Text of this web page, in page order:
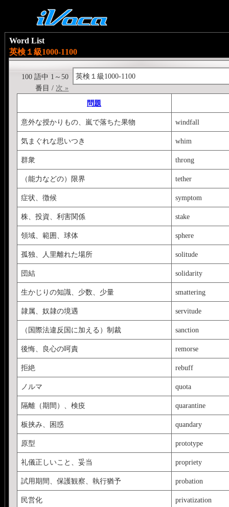
Word List
英検１級1000-1100
英検１級1000-1100
100 語中 1～50
番目 / 次 »
問題
意外な授かりもの、嵐で落ちた果物 windfall
気まぐれな思いつき whim
群衆 throng
（能力などの）限界 tether
症状、徴候 symptom
株、投資、利害関係 stake
領域、範囲、球体 sphere
孤独、人里離れた場所 solitude
団結 solidarity
生かじりの知識、少数、少量 smattering
隷属、奴隷の境遇 servitude
（国際法違反国に加える）制裁 sanction
後悔、良心の呵責 remorse
拒絶 rebuff
ノルマ quota
隔離（期間）、検疫 quarantine
板挟み、困惑 quandary
原型 prototype
礼儀正しいこと、妥当 propriety
試用期間、保護観察、執行猶予 probation
民営化 privatization